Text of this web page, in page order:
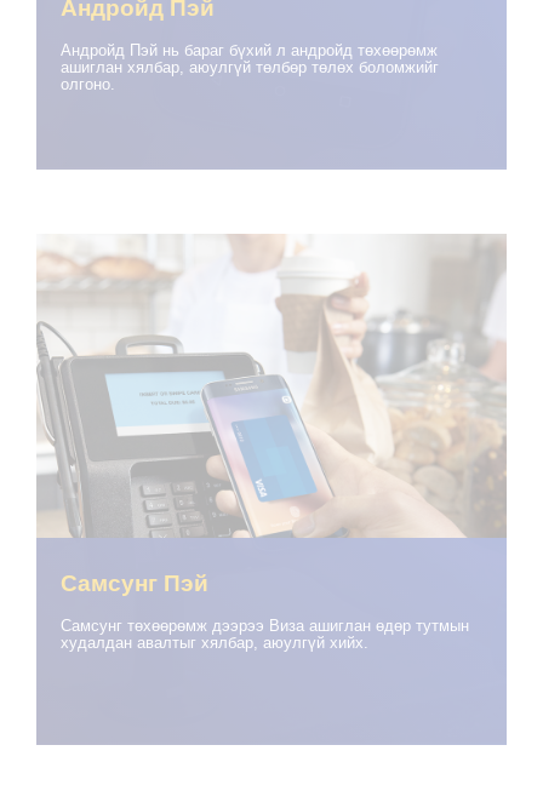
Андройд Пэй
Андройд Пэй нь бараг бүхий л андройд төхөөрөмж
ашиглан хялбар, аюулгүй төлбөр төлөх боломжийг
олгоно.
Самсунг Пэй
Самсунг төхөөрөмж дээрээ Виза ашиглан өдөр тутмын
худалдан авалтыг хялбар, аюулгүй хийх.